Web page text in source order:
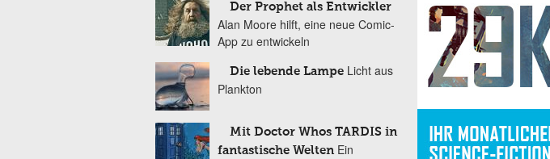
Der Prophet als Entwickler
Alan Moore hilft, eine neue Comic-
App zu entwickeln
Die lebende Lampe Licht aus
Plankton
Mit Doctor Whos TARDIS in
fantastische Welten Ein